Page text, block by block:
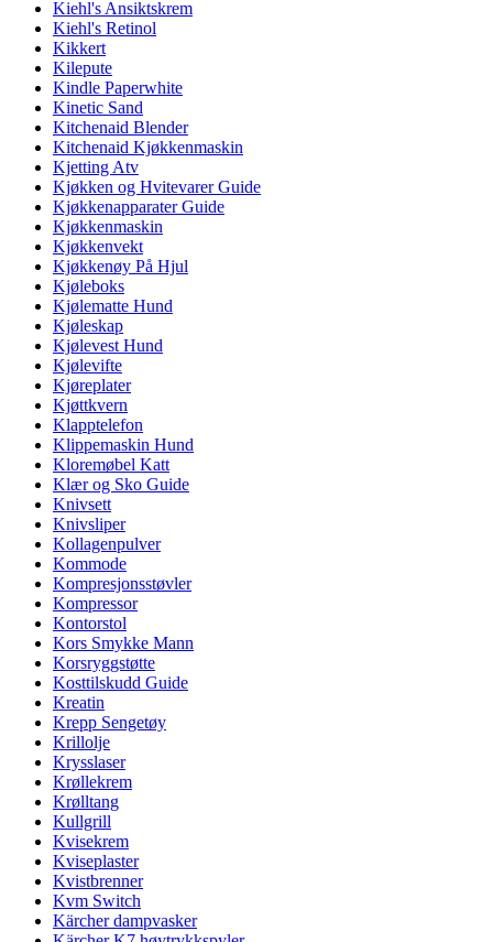
Kiehl's Ansiktskrem
Kiehl's Retinol
Kikkert
Kilepute
Kindle Paperwhite
Kinetic Sand
Kitchenaid Blender
Kitchenaid Kjøkkenmaskin
Kjetting Atv
Kjøkken og Hvitevarer Guide
Kjøkkenapparater Guide
Kjøkkenmaskin
Kjøkkenvekt
Kjøkkenøy På Hjul
Kjøleboks
Kjølematte Hund
Kjøleskap
Kjølevest Hund
Kjølevifte
Kjøreplater
Kjøttkvern
Klapptelefon
Klippemaskin Hund
Kloremøbel Katt
Klær og Sko Guide
Knivsett
Knivsliper
Kollagenpulver
Kommode
Kompresjonsstøvler
Kompressor
Kontorstol
Kors Smykke Mann
Korsryggstøtte
Kosttilskudd Guide
Kreatin
Krepp Sengetøy
Krillolje
Krysslaser
Krøllekrem
Krølltang
Kullgrill
Kvisekrem
Kviseplaster
Kvistbrenner
Kvm Switch
Kärcher dampvasker